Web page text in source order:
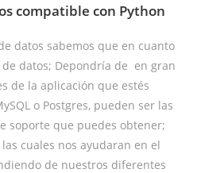
compatible con Python
datos sabemos que en cuanto
datos; Depondría de en gran
de la aplicación que estés
o Postgres, pueden ser las
soporte que puedes obtener;
cuales nos ayudaran en el
de nuestros diferentes